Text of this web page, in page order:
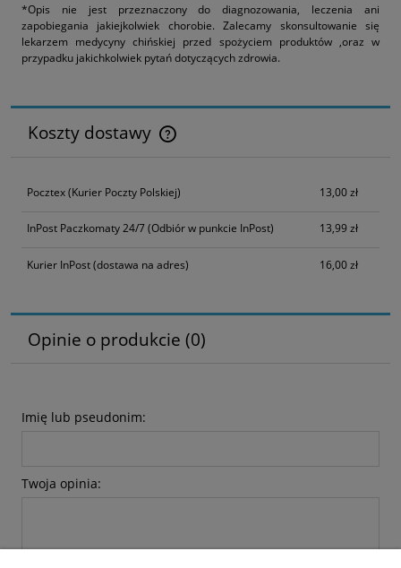
*Opis nie jest przeznaczony do diagnozowania, leczenia ani
zapobiegania jakiejkolwiek chorobie. Zalecamy skonsultowanie się
lekarzem medycyny chińskiej przed spożyciem produktów ,oraz w
przypadku jakichkolwiek pytań dotyczących zdrowia.
Koszty dostawy
Cena nie zawiera ewentualnych kosztów płatności
Pocztex(Kurier Poczty Polskiej) 13,00 zł
InPost Paczkomaty 24/7(Odbiór w punkcie InPost) 13,99 zł
Kurier InPost(dostawa na adres) 16,00 zł
Opinie o produkcie (0)
Imię lub pseudonim:
Twoja opinia: